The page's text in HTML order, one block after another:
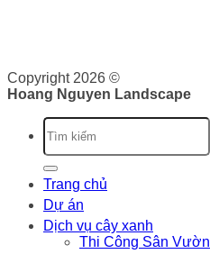
Copyright 2026 ©
Hoang Nguyen Landscape
Trang chủ
Dự án
Dịch vụ cây xanh
Thi Công Sân Vườn